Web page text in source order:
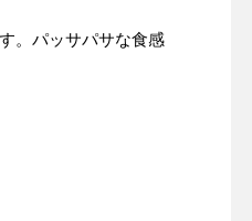
。パッサパサな食感